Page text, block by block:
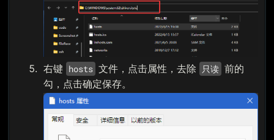
右键 hosts 文件，点击属性，去除 只读 前的
勾，点击确定保存。